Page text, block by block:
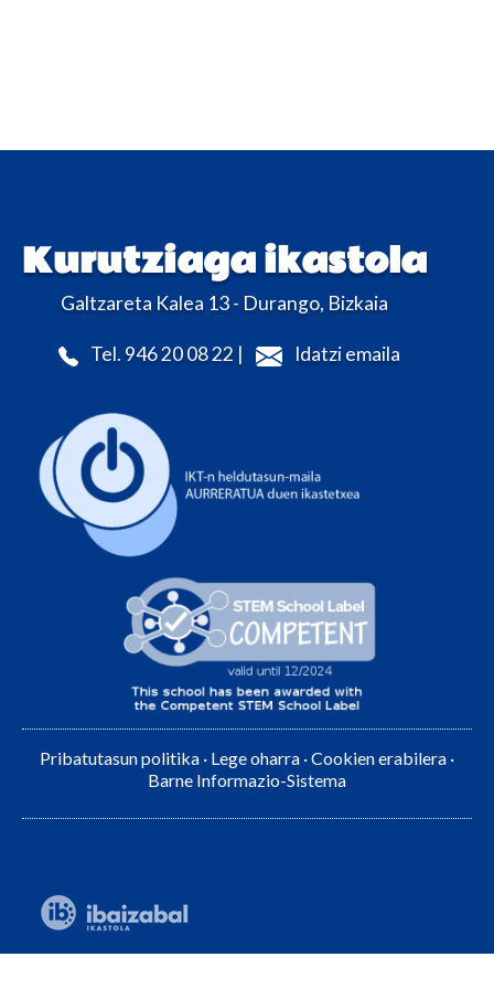
Kurutziaga ikastola
Galtzareta Kalea 13 - Durango, Bizkaia
Tel. 946 20 08 22 | Idatzi emaila
Pribatutasun politika · Lege oharra ·Cookien erabilera ·
Barne Informazio-Sistema